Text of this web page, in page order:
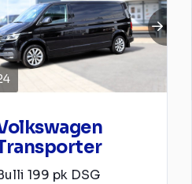
199 pk DSG